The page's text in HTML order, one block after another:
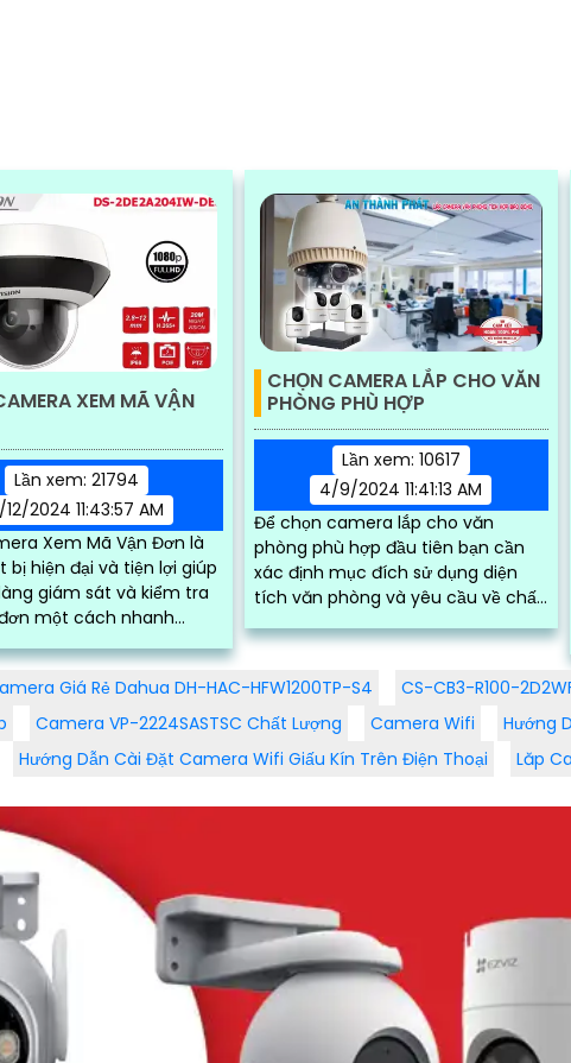
XEM MÃ VẬN
Lần xem: 21794
2024 11:43:57 AM
Xem Mã Vận Đơn là
bị hiện đại và tiện lợi giúp
giám sát và kiểm tra
một cách nhanh
năng...
CHỌN CAMERA LẮP CHO VĂN
PHÒNG PHÙ HỢP
Lần xem: 10617
4/9/2024 11:41:13 AM
Để chọn camera lắp cho văn
phòng phù hợp đầu tiên bạn cần
xác định mục đích sử dụng diện
tích văn phòng và yêu cầu về chất
tính mỹ thuật cao...
Giá Rẻ Dahua DH-HAC-HFW1200TP-S4 CS-CB3-R100-
Camera VP-2224SASTSC Chất Lượng Camera Wifi
Hướng
Hướng Dẫn Cài Đặt Camera Wifi Giấu Kín Trên Điện Thoại
Lăp